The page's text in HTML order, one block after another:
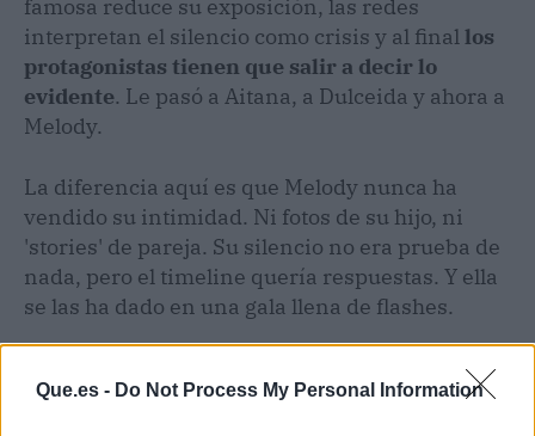
Que.es - Do Not Process My Personal Information
famosa reduce su exposición, las redes
interpretan el silencio como crisis y al finallos
protagonistas tienen que salir a decir lo
evidente. Le pasó a Aitana, a Dulceida y ahora a
Melody.
La diferencia aquí es que Melody nunca ha
vendido su intimidad. Ni fotos de su hijo, ni
'stories' de pareja. Su silencio no era prueba de
nada, pero el timeline quería respuestas. Y ella
se las ha dado en una gala llena de flashes.